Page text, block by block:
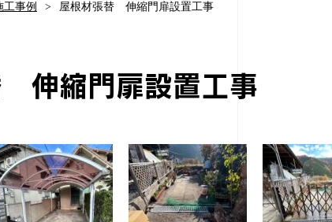
工事例 屋根材張替 伸縮門扉設置工事
伸縮門扉設置工事